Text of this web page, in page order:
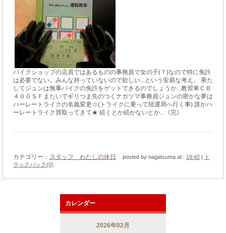
バイクショップの店員ではあるものの事務員で女の子(？)なので特に免許
は必要でない。みんな持っていないので欲しい...という安易な考え。 果た
してジュンは無事バイクの免許をゲットできるのでしょうか...教習車ＣＢ
４００ＳＦまたいでギリつま先のつくナガツマ事務員ジュンの密かな夢は
ハーレートライクの名義変更☆(トライクに乗って陸運局へ行く事) 誰かハ
ーレートライク買取ってきて★ 続くとか続かないとか...《完》
カテゴリー： スタッフ わたしの休日 posted by nagatsuma at : 19:42 |
ト
ラックバック(0)
カレンダー
2026年02月